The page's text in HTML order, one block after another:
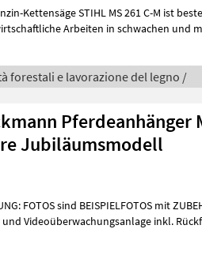
Kettensäge STIHL MS 261 C-M ist
Arbeiten in schwachen und
forestali e lavorazione del legno /
Pferdeanhänger
Jubiläumsmodell
FOTOS sind BEISPIELFOTOS mit
Videoüberwachungsanlage inkl.